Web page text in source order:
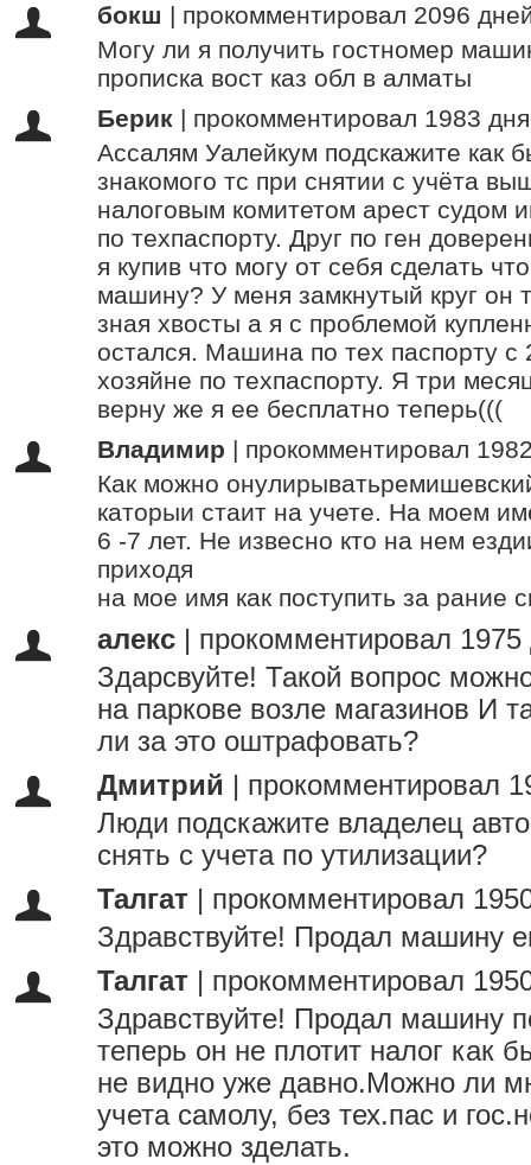
бокш | прокомментировал 2096
Могу ли я получить гостномер
прописка вост каз обл в алматы
Берик | прокомментировал 1983
Ассалям Уалейкум подскажите как
знакомого тс при снятии с учёта
налоговым комитетом арест судом
по техпаспорту. Друг по ген
я купив что могу от себя сделать
машину? У меня замкнутый круг он
зная хвосты а я с проблемой
остался. Машина по тех паспорту с
хозяйне по техпаспорту. Я три
верну же я ее бесплатно теперь(((
Владимир | прокомментировал
Как можно
каторыи стаит на учете. На моем
6 -7 лет. Не извесно кто на нем
приходя
на мое имя как поступить за рание
алекс
прокомментировал 1975
Здарсвуйте! Такой вопрос
на паркове возле магазинов И
ли за это оштрафовать?
Дмитрий
прокомментировал
Люди подскажите владелец
снять с учета по утилизации?
Талгат
прокомментировал
Здравствуйте! Продал машину
Талгат
прокомментировал
Здравствуйте! Продал машину
теперь он не плотит налог как
не видно уже давно.Можно ли
учета самолу, без тех.пас и
это можно зделать.